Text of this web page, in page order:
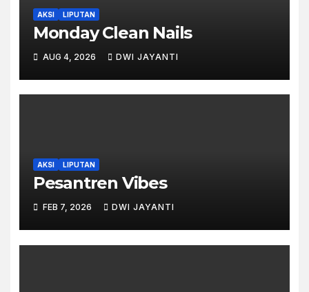
AKSI LIPUTAN
Monday Clean Nails
AUG 4, 2026 DWI JAYANTI
AKSI LIPUTAN
Pesantren Vibes
FEB 7, 2026 DWI JAYANTI